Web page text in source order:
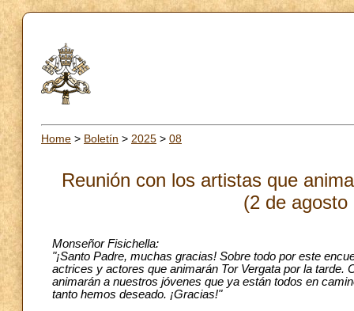
Home > Boletín > 2025 > 08
Reunión con los artistas que
(2 de
Monseñor Fisichella:
"¡Santo Padre, muchas gracias! Sobre todo por este
actrices y actores que animarán Tor Vergata por la
animarán a nuestros jóvenes que ya están todos en
tanto hemos deseado. ¡Gracias!"